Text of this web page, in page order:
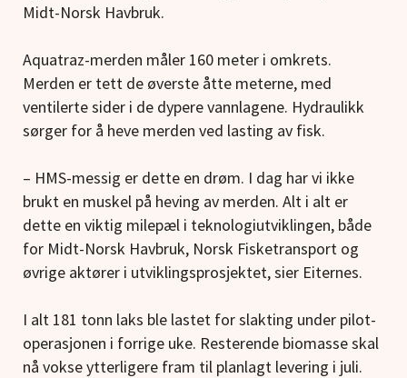
Midt-Norsk Havbruk.
Aquatraz-merden måler 160 meter i omkrets.
Merden er tett de øverste åtte meterne, med
ventilerte sider i de dypere vannlagene. Hydraulikk
sørger for å heve merden ved lasting av fisk.
– HMS-messig er dette en drøm. I dag har vi ikke
brukt en muskel på heving av merden. Alt i alt er
dette en viktig milepæl i teknologiutviklingen, både
for Midt-Norsk Havbruk, Norsk Fisketransport og
øvrige aktører i utviklingsprosjektet, sier Eiternes.
I alt 181 tonn laks ble lastet for slakting under pilot-
operasjonen i forrige uke. Resterende biomasse skal
nå vokse ytterligere fram til planlagt levering i juli.